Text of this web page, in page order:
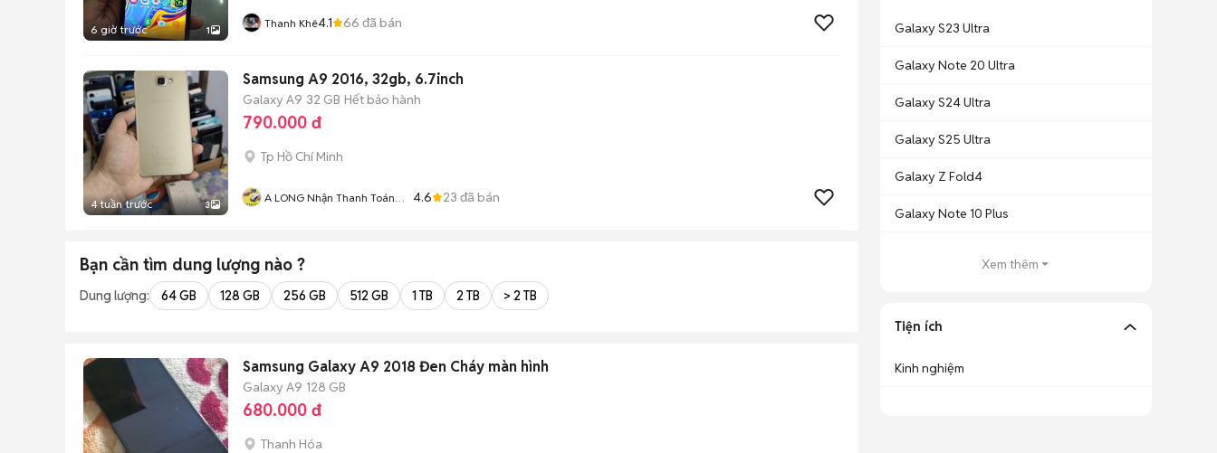
6 giờ trước 1 Thanh Khê4.1 66 đã bán
4 tuần trước 3
Samsung A9 2016, 32gb, 6.7inch
Galaxy A9 32 GB Hết bảo hành
790.000 đ
Tp Hồ Chí Minh
A LONG Nhận Thanh Toán
4.6 23 đã bán
Bạn cần tìm dung lượng nào ?
Dung lượng: 64 GB 128 GB 256 GB 512 GB 1 TB 2 TB > 2 TB
Samsung Galaxy A9 2018 Đen Cháy màn hình
Galaxy A9 128 GB
680.000 đ
Thanh Hóa
Galaxy S23 Ultra
Galaxy Note 20 Ultra
Galaxy S24 Ultra
Galaxy S25 Ultra
Galaxy Z Fold4
Galaxy Note 10 Plus
Xem thêm
Tiện ích
Kinh nghiệm